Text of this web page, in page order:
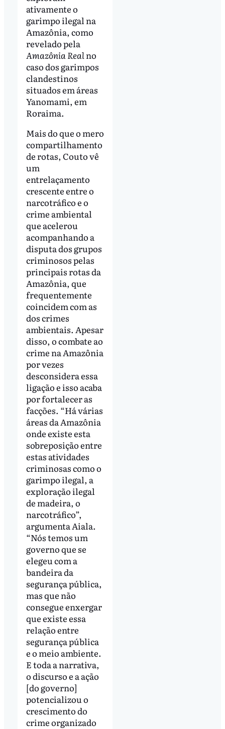
ativamente o
garimpo ilegal na
Amazônia, como
revelado pela
Amazônia Realno
caso dos garimpos
clandestinos
situados em áreas
Yanomami, em
Roraima.
Mais do que o mero
compartilhamento
de rotas, Couto vê
um
entrelaçamento
crescente entre o
narcotráfico e o
crime ambiental
que acelerou
acompanhando a
disputa dos grupos
criminosos pelas
principais rotas da
Amazônia, que
frequentemente
coincidem com as
dos crimes
ambientais. Apesar
disso, o combate ao
crime na Amazônia
por vezes
desconsidera essa
ligação e isso acaba
por fortalecer as
facções. “Há várias
áreas da Amazônia
onde existe esta
sobreposição entre
estas atividades
criminosas como o
garimpo ilegal, a
exploração ilegal
de madeira, o
narcotráfico”,
argumenta Aiala.
“Nós temos um
governo que se
elegeu com a
bandeira da
segurança pública,
mas que não
consegue enxergar
que existe essa
relação entre
segurança pública
e o meio ambiente.
E toda a narrativa,
o discurso e a ação
[do governo]
potencializou o
crescimento do
crime organizado